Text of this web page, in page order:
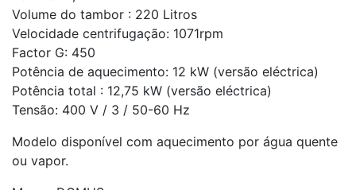
Volume do tambor : 220 Litros
Velocidade centrifugação: 1071rpm
Factor G: 450
Potência de aquecimento: 12 kW (versão eléctrica)
Potência total : 12,75 kW (versão eléctrica)
Tensão: 400 V / 3 / 50-60 Hz
Modelo disponível com aquecimento por água quente
ou vapor.